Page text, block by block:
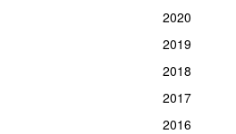
2020
2019
2018
2017
2016